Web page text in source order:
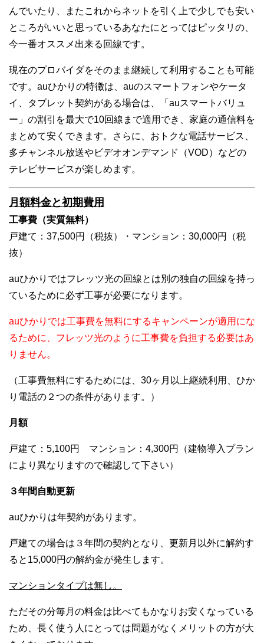
んでいたり、またこれからネットを引く上で少しでも安い
ところがいいと思っているあなたにとってはピッタリの、
今一番オススメ出来る回線です。
現在のプロバイダをそのまま継続して利用することも可能
です。auひかりの特徴は、auのスマートフォンやケータ
イ、タブレット契約がある場合は、「auスマートバリュ
ー」の割引を最大で10回線まで適用でき、家庭の通信料を
まとめて安くできます。さらに、おトクな電話サービス、
多チャンネル放送やビデオオンデマンド（VOD）などの
テレビサービスが楽しめます。
月額料金と初期費用
工事費（実質無料）
戸建て：37,500円（税抜）・マンション：30,000円（税
抜）
auひかりではフレッツ光の回線とは別の独自の回線を持っ
ているために必ず工事が必要になります。
auひかりでは工事費を無料にするキャンペーンが適用にな
るために、フレッツ光のように工事費を負担する必要はあ
りません。
（工事費無料にするためには、30ヶ月以上継続利用、ひか
り電話の２つの条件があります。）
月額
戸建て：5,100円 マンション：4,300円（建物導入プラン
により異なりますので確認して下さい）
３年間自動更新
auひかりは年契約があります。
戸建ての場合は３年間の契約となり、更新月以外に解約す
ると15,000円の解約金が発生します。
マンションタイプは無し。
ただその分毎月の料金は比べてもかなりお安くなっている
ため、長く使う人にとっては問題がなくメリットの方が大